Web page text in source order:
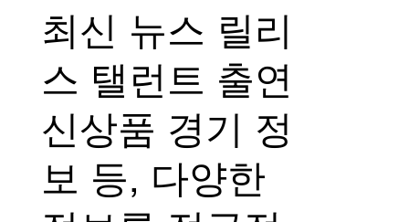
로 확정!
최신 뉴스 릴리
스 탤런트 출연
신상품 경기 정
보 등, 다양한